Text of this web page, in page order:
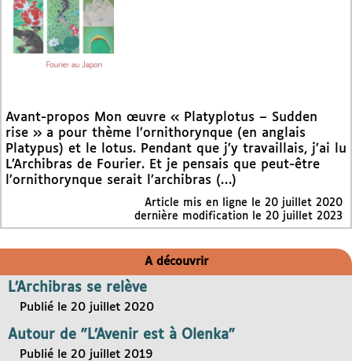
Avant-propos Mon œuvre « Platyplotus – Sudden
rise » a pour thème l’ornithorynque (en anglais
Platypus) et le lotus. Pendant que j’y travaillais, j’ai lu
L’Archibras de Fourier. Et je pensais que peut-être
l’ornithorynque serait l’archibras (…)
Article mis en ligne le 20 juillet 2020
dernière modification le 20 juillet 2023
A découvrir
L’Archibras se relève
Publié le 20 juillet 2020
Autour de "L’Avenir est à Olenka"
Publié le 20 juillet 2019